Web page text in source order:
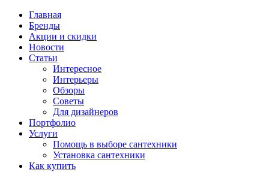
Главная
Бренды
Акции и скидки
Новости
Статьи
Интересное
Интерьеры
Обзоры
Советы
Для дизайнеров
Портфолио
Услуги
Помощь в выборе сантехники
Установка сантехники
Как купить